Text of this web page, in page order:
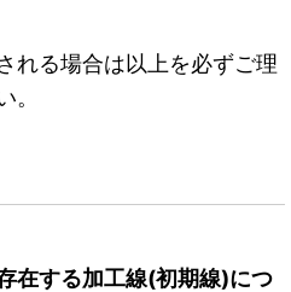
れる場合は以上を必ずご理
。
在する加工線(初期線)につ